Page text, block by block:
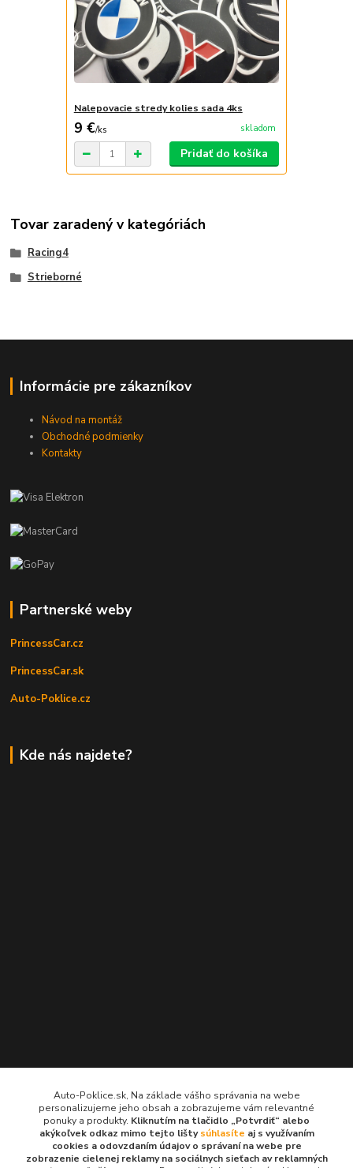
Nalepovacie stredy kolies sada 4ks
9 €/ks skladom
Pridať do košíka
Tovar zaradený v kategóriách
Racing4
Strieborné
Informácie pre zákazníkov
Návod na montáž
Obchodné podmienky
Kontakty
Partnerské weby
PrincessCar.cz
PrincessCar.sk
Auto-Poklice.cz
Kde nás najdete?
Kontakty
Auto-Poklice.sk
(Po-Pia, 8-16 hod.)
info@auto-poklice.sk
Auto-Poklice.sk, Na základe vášho správania na webe
personalizujeme jeho obsah a zobrazujeme vám relevantné
ponuky a produkty. Kliknutím na tlačidlo „Potvrdiť“ alebo
akýkoľvek odkaz mimo tejto lištysúhlasíte aj s využívaním
cookies a odovzdaním údajov o správaní na webe pre
zobrazenie cielenej reklamy na sociálnych sieťach av reklamných